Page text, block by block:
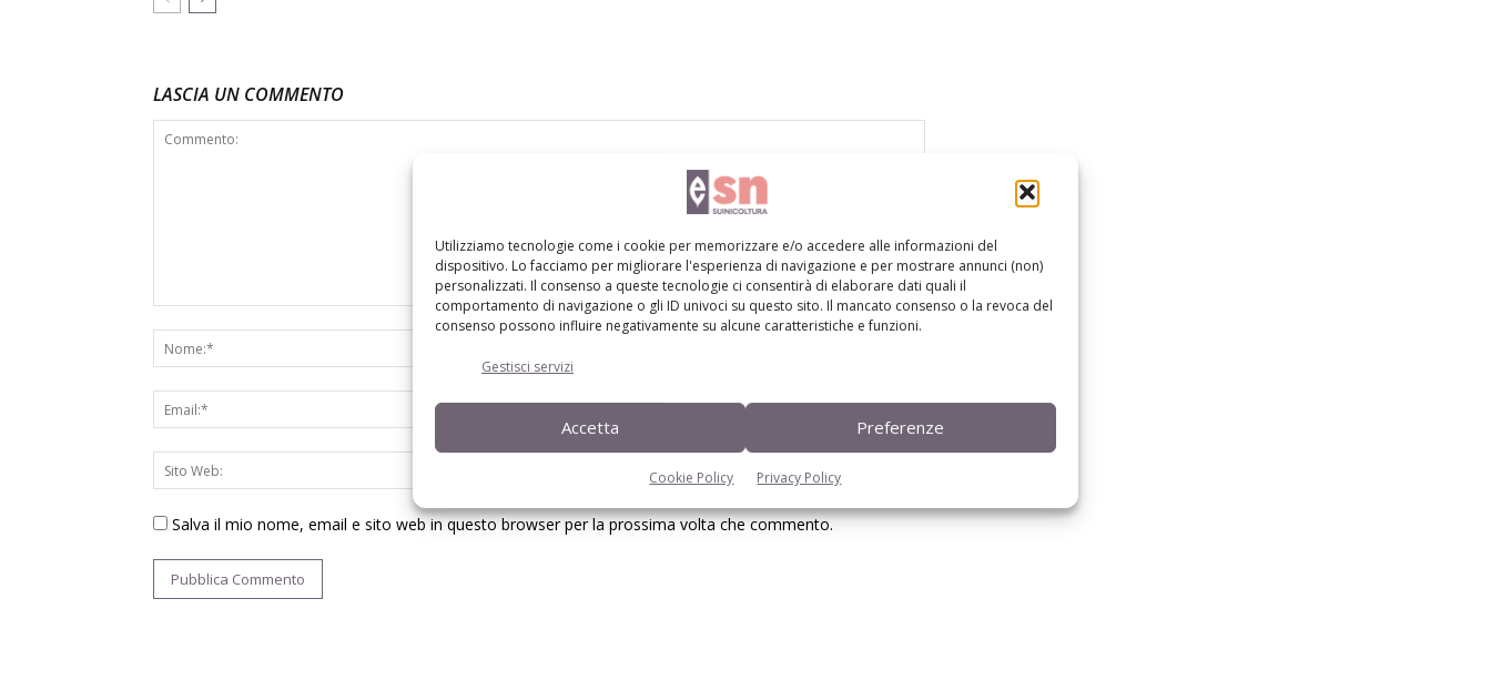
Utilizziamo tecnologie come i cookie per memorizzare e/o accedere alle informazioni del
dispositivo. Lo facciamo per migliorare l'esperienza di navigazione e per mostrare annunci (non)
personalizzati. Il consenso a queste tecnologie ci consentirà di elaborare dati quali il
comportamento di navigazione o gli ID univoci su questo sito. Il mancato consenso o la revoca del
consenso possono influire negativamente su alcune caratteristiche e funzioni.
Gestisci servizi
Accetta Preferenze
Cookie Policy Privacy Policy
LASCIA UN COMMENTO
Salva il mio nome, email e sito web in questo browser per la prossima volta che commento.